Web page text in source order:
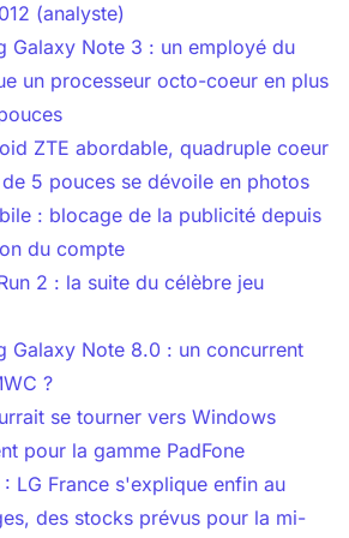
(analyste)
Galaxy Note 3 : un employé du
un processeur octo-coeur en plus
ZTE abordable, quadruple coeur
5 pouces se dévoile en photos
: blocage de la publicité depuis
du compte
2 : la suite du célèbre jeu
Galaxy Note 8.0 : un concurrent
?
se tourner vers Windows
pour la gamme PadFone
LG France s'explique enfin au
des stocks prévus pour la mi-